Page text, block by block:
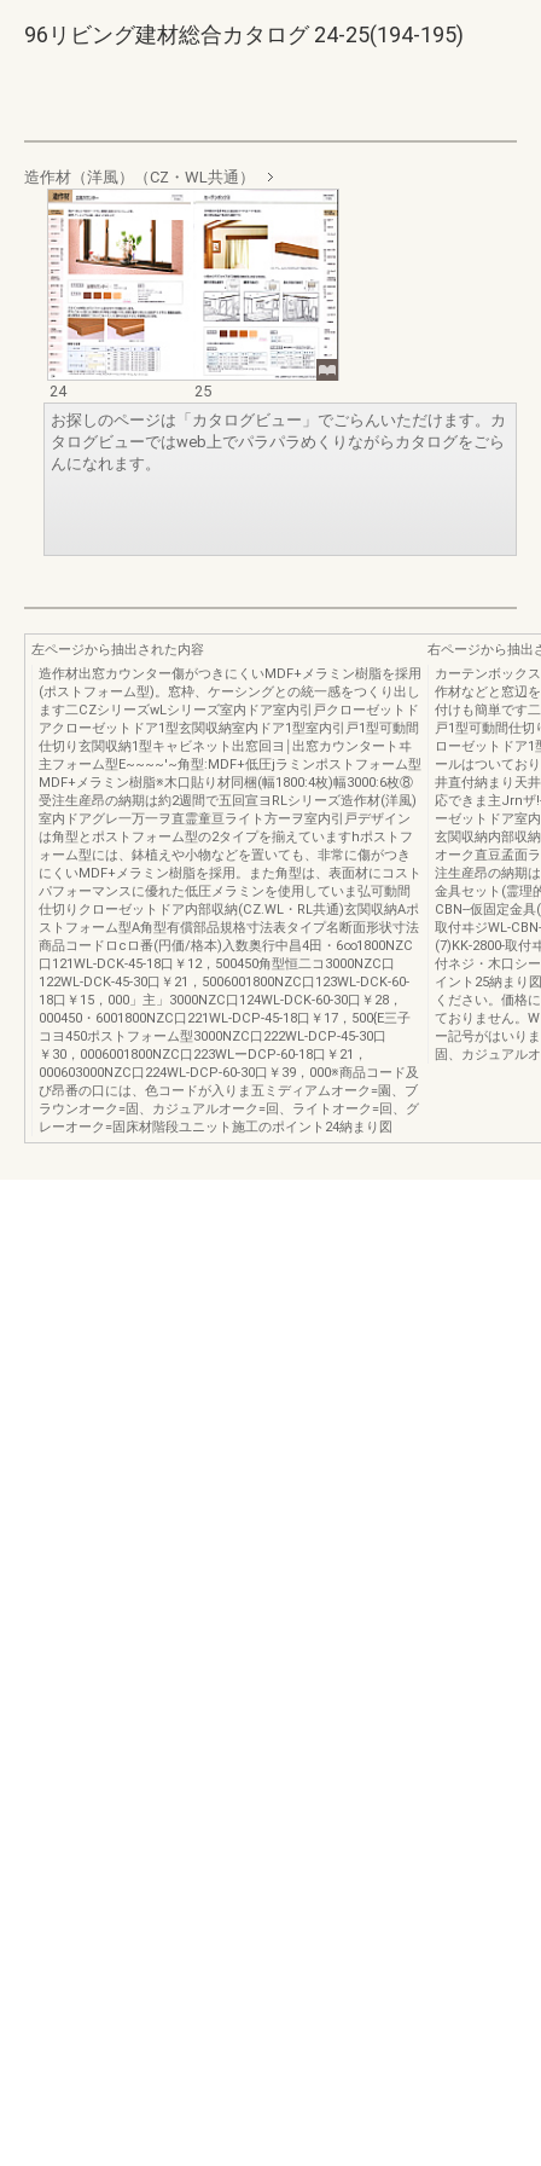
96リビング建材総合カタログ 24-25(194-195)
造作材（洋風）（CZ・WL共通）
24
25
お探しのページは「カタログビュー」でごらんいただけます。カ
タログビューではweb上でパラパラめくりながらカタログをごら
んになれます。
左ページから抽出された内容
造作材出窓カウンター傷がつきにくいMDF+メラミン樹脂を採用
(ポストフォーム型)。窓枠、ケーシングとの統一感をつくり出し
ます二CZシリーズwLシリーズ室内ドア室内引戸クローゼットド
アクローゼットドア1型玄関収納室内ドア1型室内引戸1型可動間
仕切り玄関収納1型キャビネット出窓回ヨ￨出窓カウンタートヰ
主フォーム型E~~~~'~角型:MDF+低圧jラミンポストフォーム型
MDF+メラミン樹脂※木口貼り材同梱(幅1800:4枚)幅3000:6枚⑧
受注生産昂の納期は約2週間で五回宣ヨRLシリーズ造作材(洋風)
室内ドアグレ一万一ヲ直霊童亘ライト方ーヲ室内引戸デザイン
は角型とポストフォーム型の2タイプを揃えていますhポストフ
ォーム型には、鉢植えや小物などを置いても、非常に傷がつき
にくいMDF+メラミン樹脂を採用。また角型は、表面材にコスト
パフォーマンスに優れた低圧メラミンを使用していま弘可動間
仕切りクローゼットドア内部収納(CZ.WL・RL共通)玄関収納Aポ
ストフォーム型A角型有償部品規格寸法表タイプ名断面形状寸法
商品コードロcロ番(円価/格本)入数奥行中昌4田・6∞1800NZC
口121WL-DCK-45-18口￥12，500450角型恒二コ3000NZC口
122WL-DCK-45-30口￥21，5006001800NZC口123WL-DCK-60-
18口￥15，000」主」3000NZC口124WL-DCK-60-30口￥28，
000450・6001800NZC口221WL-DCP-45-18口￥17，500{E三子
コヨ450ポストフォーム型3000NZC口222WL-DCP-45-30口
￥30，0006001800NZC口223WLーDCP-60-18口￥21，
000603000NZC口224WL-DCP-60-30口￥39，000※商品コード及
び昂番の口には、色コードが入りま五ミディアムオーク=園、ブ
ラウンオーク=固、カジュアルオーク=回、ライトオーク=回、グ
レーオーク=固床材階段ユニット施工のポイント24納まり図
右ページから抽出
カーテンボック
作材などと窓辺
付けも簡単です
戸1型可動間仕
ローゼットドア
ールはついてお
井直付納まり天
応できま主Jrnザ
ーゼットドア室
玄関収納内部収
オーク直豆孟面
注生産昂の納期
金具セット(霊理
CBN--仮固定金
取付ヰジWL-
(7)KK-2800-取付
付ネジ・木口シ
イント25納まり
ください。価格
ておりません。
ー記号がはいり
固、カジュアル